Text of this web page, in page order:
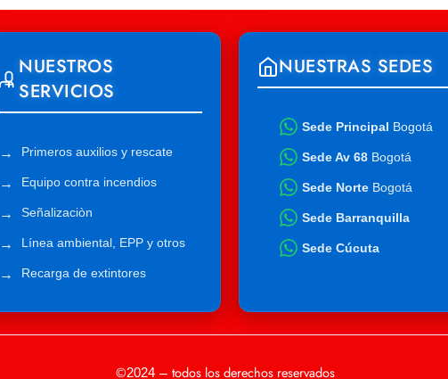
NUESTROS
SERVICIOS
Primeros auxilios y rescate
Equipo contra incendios
Señalizaciòn
Línea ambiental, EPP y otros
Recarga de extintores
NUESTRAS SEDES
Sede Principal Bogotá
Sede Av 68 Bogotá
Sede Norte Bogotá
Sede Barranquilla
Sede Cúcuta
©2024 – todos los derechos reservados